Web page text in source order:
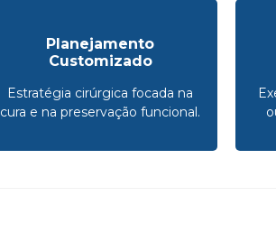
Planejamento
Customizado
Estratégia cirúrgica focada na
cura e na preservação funcional.